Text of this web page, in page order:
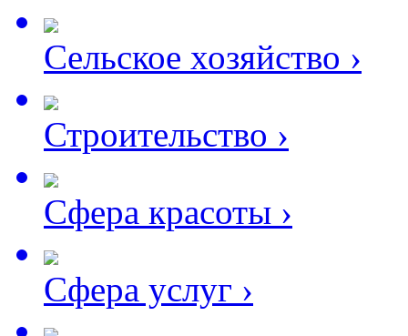
Сельское хозяйство ›
Строительство ›
Сфера красоты ›
Сфера услуг ›